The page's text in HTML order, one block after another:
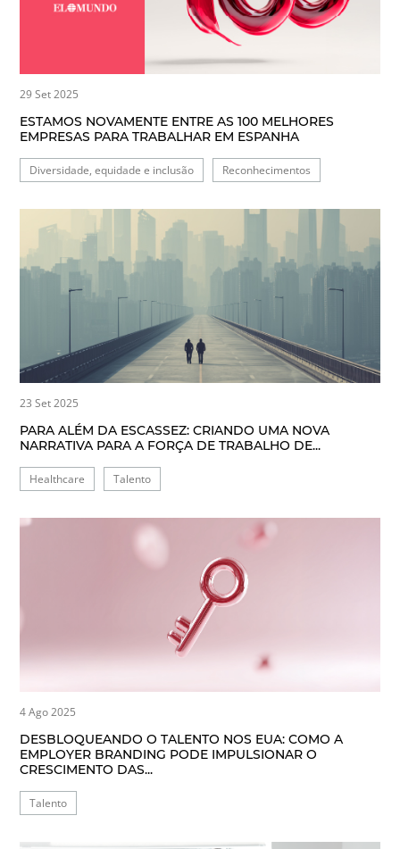
29 Set 2025
ESTAMOS NOVAMENTE ENTRE AS 100 MELHORES
EMPRESAS PARA TRABALHAR EM ESPANHA
Diversidade, equidade e inclusão Reconhecimentos
23 Set 2025
PARA ALÉM DA ESCASSEZ: CRIANDO UMA NOVA
NARRATIVA PARA A FORÇA DE TRABALHO DE...
Healthcare Talento
4 Ago 2025
DESBLOQUEANDO O TALENTO NOS EUA: COMO A
EMPLOYER BRANDING PODE IMPULSIONAR O
CRESCIMENTO DAS...
Talento